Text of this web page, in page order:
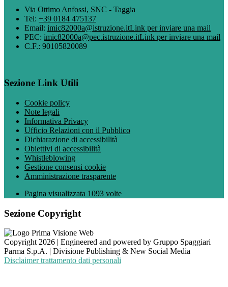
Via Ottimo Anfossi, SNC - Taggia
Tel: +39 0184 475137
Email: imic82000a@istruzione.itLink per inviare una mail
PEC: imic82000a@pec.istruzione.itLink per inviare una mail
C.F.: 90105820089
Sezione Link Utili
Cookie policy
Note legali
Informativa Privacy
Ufficio Relazioni con il Pubblico
Dichiarazione di accessibilità
Obiettivi di accessibilità
Whistleblowing
Gestione consensi cookie
Amministrazione trasparente
Pagina visualizzata 1093 volte
Sezione Copyright
Copyright 2026 | Engineered and powered by Gruppo Spaggiari
Parma S.p.A. | Divisione Publishing & New Social Media
Disclaimer trattamento dati personali